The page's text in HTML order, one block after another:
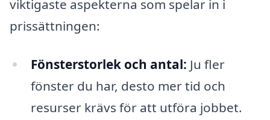
viktigaste aspekterna som spelar in i
prissättningen:
Fönsterstorlek och antal: Ju fler
fönster du har, desto mer tid och
resurser krävs för att utföra jobbet.